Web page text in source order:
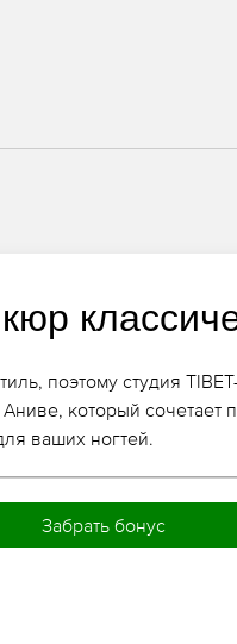
поэтому студия
который сочетает
ваших ногтей.
Забрать бонус